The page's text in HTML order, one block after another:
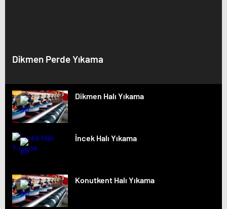
Dikmen Perde Yıkama
Dikmen Halı Yıkama
İncek Halı Yıkama
Konutkent Halı Yıkama